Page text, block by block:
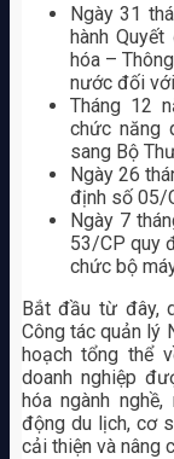
Ngày 31
hành
hóa –
nước đối
Tháng 12
chức năng
sang Bộ
Ngày 26
định số 05/
Ngày 7
53/CP quy
chức bộ
Bắt đầu từ đây,
Công tác quản lý
hoạch tổng thể
doanh nghiệp
hóa ngành
động du lịch, cơ
cải thiện và nâng